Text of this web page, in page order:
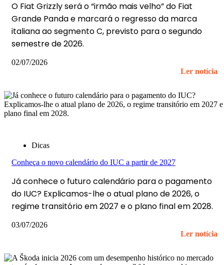
O Fiat Grizzly será o “irmão mais velho” do Fiat
Grande Panda e marcará o regresso da marca
italiana ao segmento C, previsto para o segundo
semestre de 2026.
02/07/2026
Ler notícia
Dicas
Conheça o novo calendário do IUC a partir de 2027
Já conhece o futuro calendário para o pagamento
do IUC? Explicamos-lhe o atual plano de 2026, o
regime transitório em 2027 e o plano final em 2028.
03/07/2026
Ler notícia